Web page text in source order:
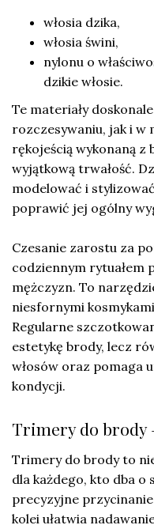
włosia dzika,
włosia świni,
nylonu o
dzikie włosie.
Te materiały
rozczesywaniu, jak i w
rękojeścią wykonaną z
wyjątkową trwałość.
modelować i
poprawić jej ogólny
Czesanie zarostu za
codziennym rytuałem
mężczyzn. To
niesfornymi
Regularne
estetykę brody, lecz
włosów oraz pomaga
kondycji.
Trimery do brody
Trimery do brody to
dla każdego, kto dba
precyzyjne
kolei ułatwia